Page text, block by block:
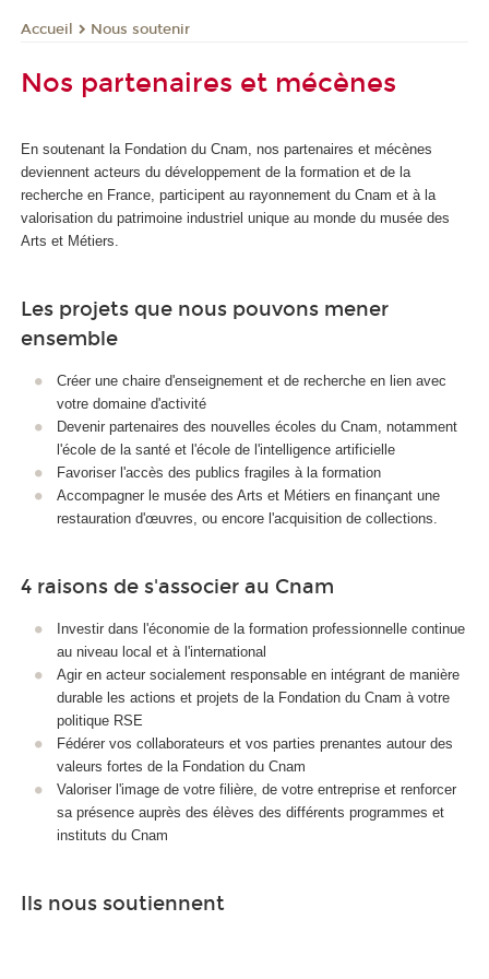
Accueil Nous soutenir
Nos partenaires et mécènes
En soutenant la Fondation du Cnam, nos partenaires et mécènes
deviennent acteurs du développement de la formation et de la
recherche en France, participent au rayonnement du Cnam et à la
valorisation du patrimoine industriel unique au monde du musée des
Arts et Métiers.
Les projets que nous pouvons mener
ensemble
Créer une chaire d'enseignement et de recherche en lien avec
votre domaine d'activité
Devenir partenaires des nouvelles écoles du Cnam, notamment
l'école de la santé et l'école de l'intelligence artificielle
Favoriser l'accès des publics fragiles à la formation
Accompagner le musée des Arts et Métiers en finançant une
restauration d'œuvres, ou encore l'acquisition de collections.
4 raisons de s'associer au Cnam
Investir dans l'économie de la formation professionnelle continue
au niveau local et à l'international
Agir en acteur socialement responsable en intégrant de manière
durable les actions et projets de la Fondation du Cnam à votre
politique RSE
Fédérer vos collaborateurs et vos parties prenantes autour des
valeurs fortes de la Fondation du Cnam
Valoriser l'image de votre filière, de votre entreprise et renforcer
sa présence auprès des élèves des différents programmes et
instituts du Cnam
Ils nous soutiennent